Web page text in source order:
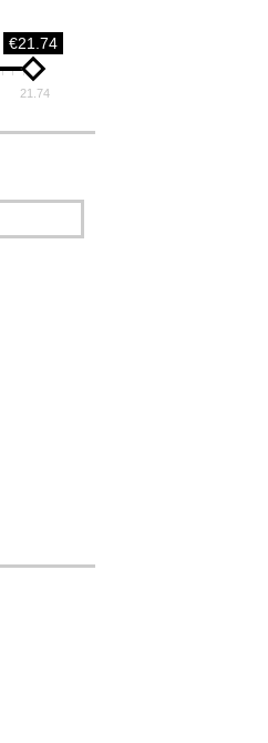
€21.74
21.74